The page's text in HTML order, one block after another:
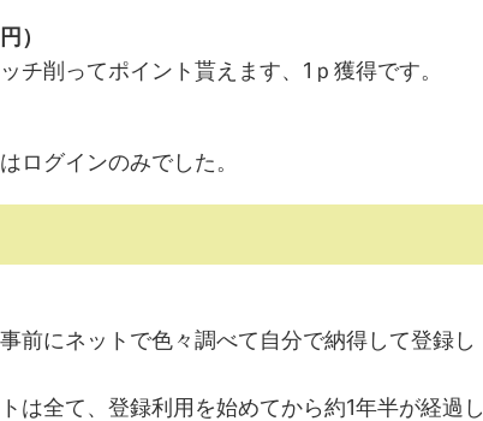
）
チ削ってポイント貰えます、1ｐ獲得です。
ログインのみでした。
前にネットで色々調べて自分で納得して登録し
は全て、登録利用を始めてから約1年半が経過し